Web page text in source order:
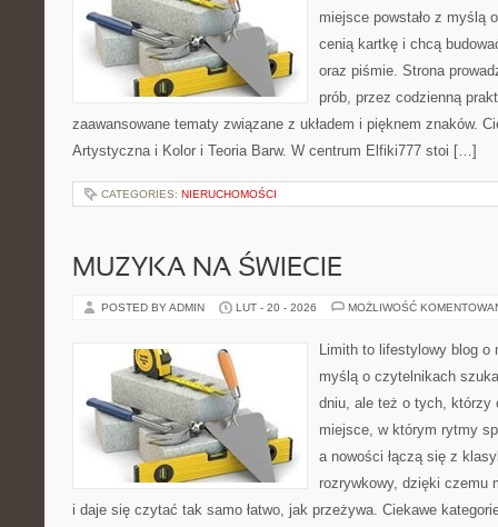
miejsce powstało z myślą
cenią kartkę i chcą
oraz piśmie. Strona
prób, przez codzienną
zaawansowane tematy związane z układem i pięknem znaków.
Artystyczna i Kolor i Teoria Barw. W centrum Elfiki777 stoi […]
CATEGORIES: NIERUCHOMOŚCI
MUZYKA NA ŚWIECIE
POSTED BY ADMIN LUT - 20 - 2026 MOŻLIWOŚĆ
Limith to lifestylowy blog o
myślą o czytelnikach
dniu, ale też o tych, którzy
miejsce, w którym rytmy
a nowości łączą się z
rozrywkowy, dzięki czemu
i daje się czytać tak samo łatwo, jak przeżywa. Ciekawe